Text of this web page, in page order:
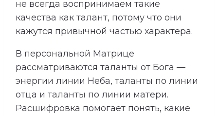
не всегда воспринимаем такие
качества как талант, потому что они
кажутся привычной частью характера.
В персональной Матрице
рассматриваются таланты от Бога —
энергии линии Неба, таланты по линии
отца и таланты по линии матери.
Расшифровка помогает понять, какие